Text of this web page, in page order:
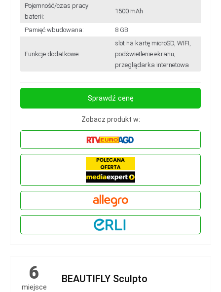
Pojemność/czas pracy
baterii:
1500 mAh
Pamięć wbudowana: 8 GB
Funkcje dodatkowe:
slot na kartę microSD, WIFI,
podświetlenie ekranu,
przeglądarka internetowa
Sprawdź cenę
Zobacz produkt w:
6
miejsce
BEAUTIFLY Sculpto